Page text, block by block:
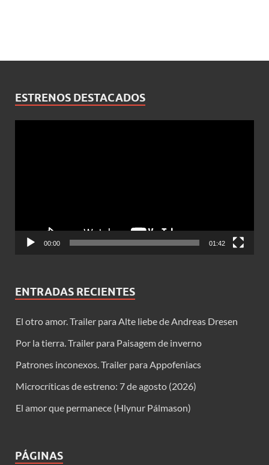
ESTRENOS DESTACADOS
00:00 01:42
ENTRADAS RECIENTES
El otro amor. Trailer para Alte liebe de Andreas Dresen
Por la tierra. Trailer para Paisagem de inverno
Patrones inconexos. Trailer para Appofeniacs
Microcríticas de estreno: 7 de agosto (2026)
El amor que permanece (Hlynur Pálmason)
PÁGINAS